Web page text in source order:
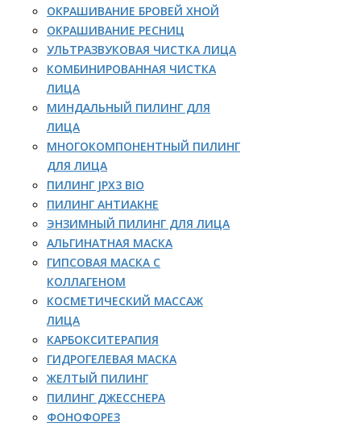
ОКРАШИВАНИЕ БРОВЕЙ ХНОЙ
ОКРАШИВАНИЕ РЕСНИЦ
УЛЬТРАЗВУКОВАЯ ЧИСТКА ЛИЦА
КОМБИНИРОВАННАЯ ЧИСТКА
ЛИЦА
МИНДАЛЬНЫЙ ПИЛИНГ ДЛЯ
ЛИЦА
МНОГОКОМПОНЕНТНЫЙ ПИЛИНГ
ДЛЯ ЛИЦА
ПИЛИНГ JPX3 BIO
ПИЛИНГ АНТИАКНЕ
ЭНЗИМНЫЙ ПИЛИНГ ДЛЯ ЛИЦА
АЛЬГИНАТНАЯ МАСКА
ГИПСОВАЯ МАСКА С
КОЛЛАГЕНОМ
КОСМЕТИЧЕСКИЙ МАССАЖ
ЛИЦА
КАРБОКСИТЕРАПИЯ
ГИДРОГЕЛЕВАЯ МАСКА
ЖЕЛТЫЙ ПИЛИНГ
ПИЛИНГ ДЖЕССНЕРА
ФОНОФОРЕЗ